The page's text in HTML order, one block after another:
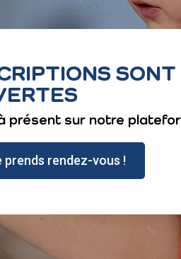
SONT
présent sur notre
prends rendez-vous !